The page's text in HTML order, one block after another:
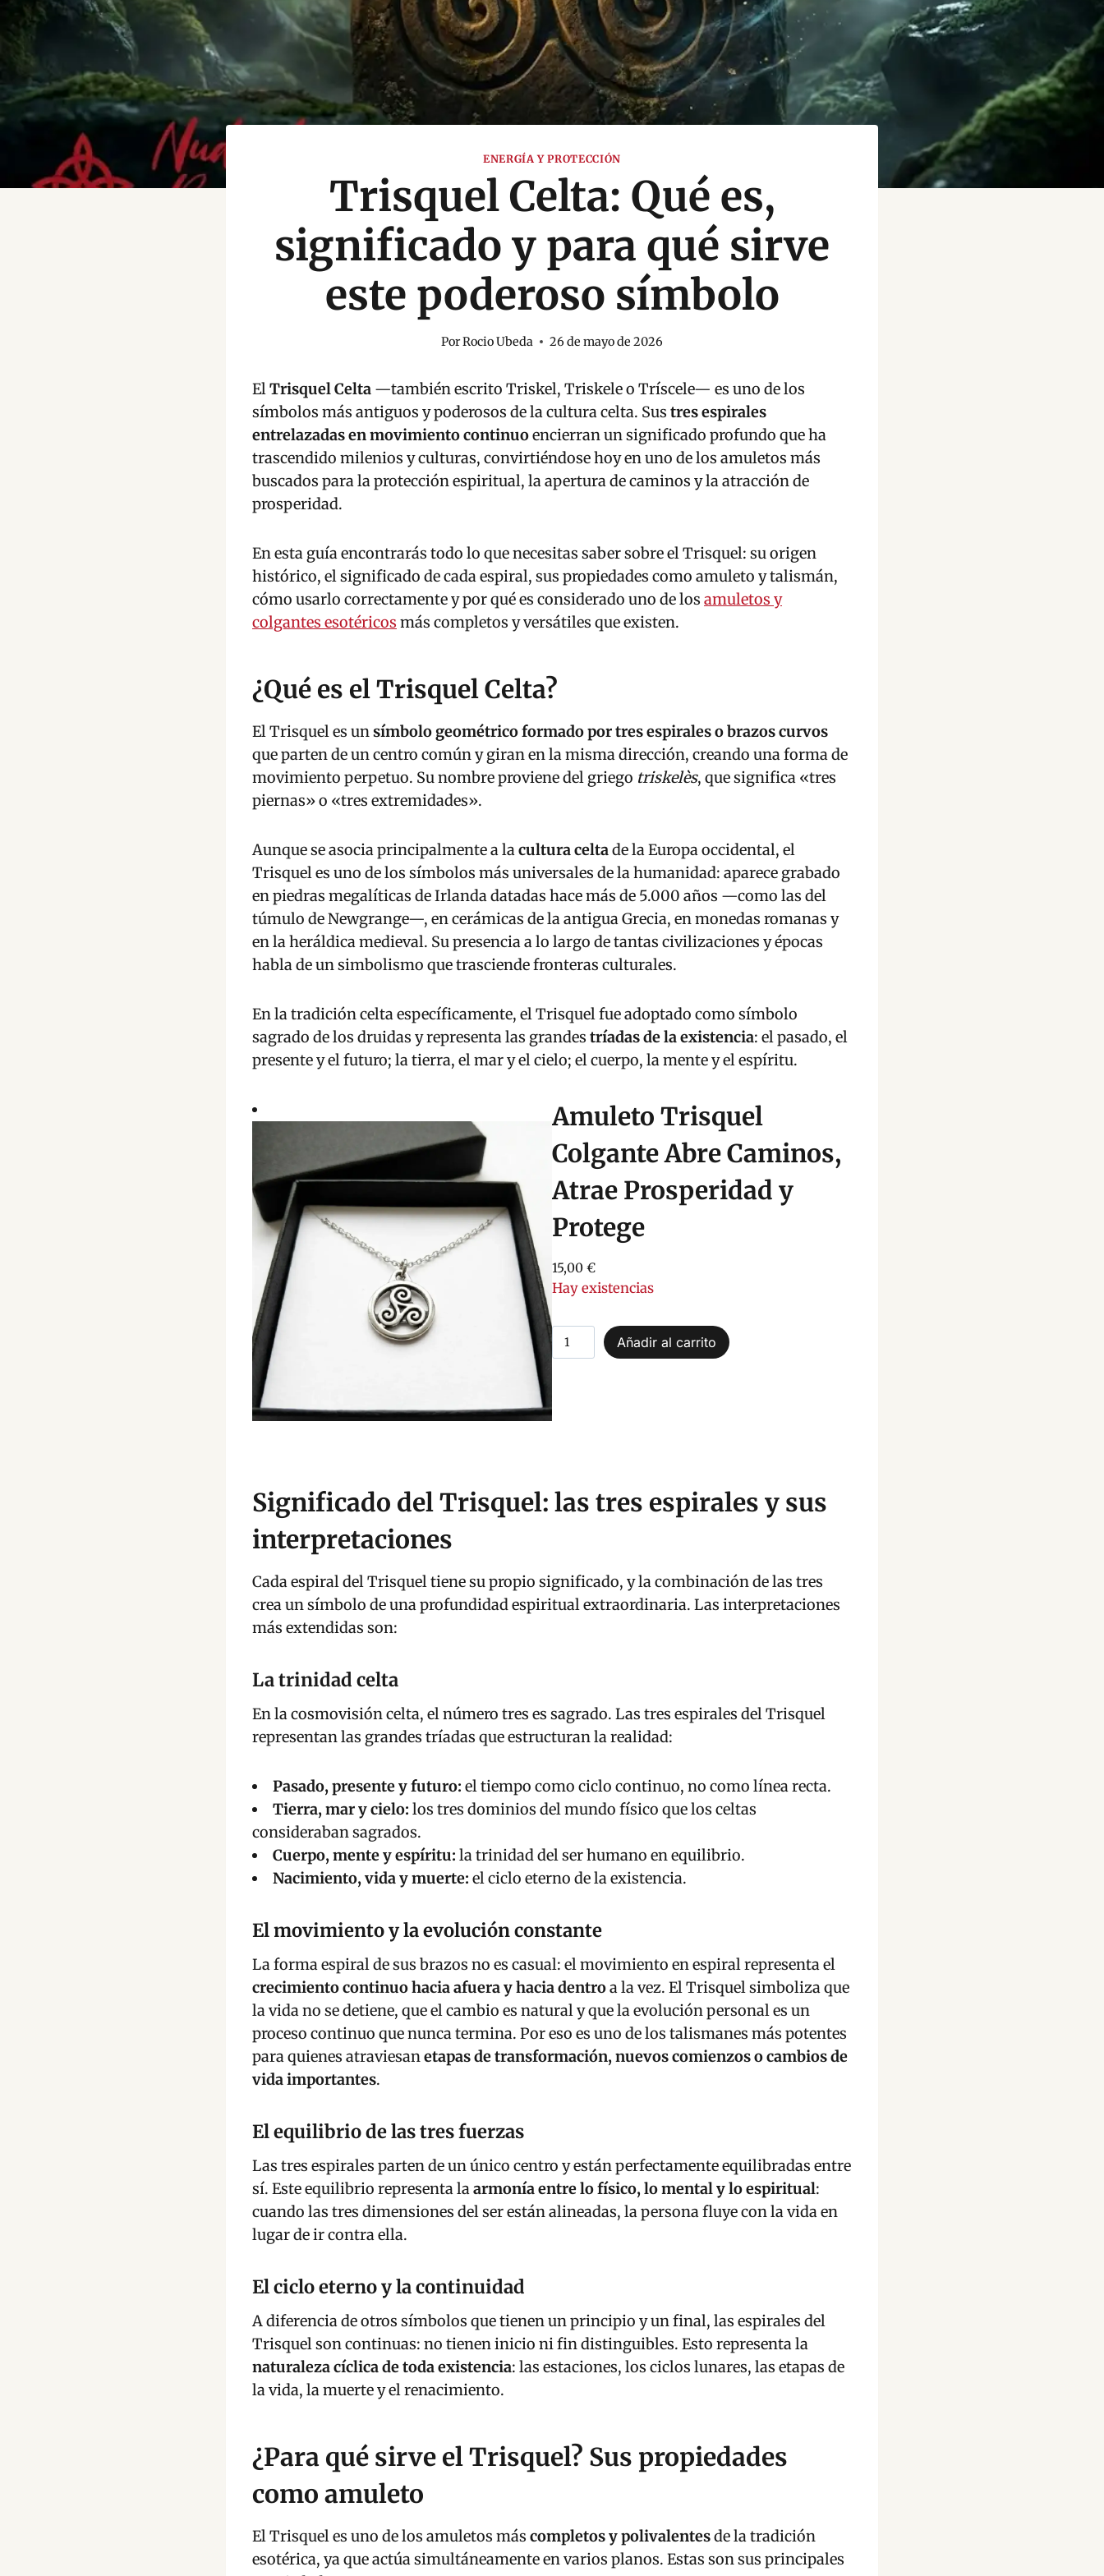
ENERGÍA Y PROTECCIÓN
Trisquel Celta: Qué es,
significado y para qué sirve
este poderoso símbolo
PorRocio Ubeda 26 de mayo de 2026
ElTrisquel Celta —también escrito Triskel, Triskele o Tríscele— es uno de los
símbolos más antiguos y poderosos de la cultura celta. Sus tres espirales
entrelazadas en movimiento continuoencierran un significado profundo que ha
trascendido milenios y culturas, convirtiéndose hoy en uno de los amuletos más
buscados para la protección espiritual, la apertura de caminos y la atracción de
prosperidad.
En esta guía encontrarás todo lo que necesitas saber sobre el Trisquel: su origen
histórico, el significado de cada espiral, sus propiedades como amuleto y talismán,
cómo usarlo correctamente y por qué es considerado uno de los amuletos y
colgantes esotéricos más completos y versátiles que existen.
¿Qué es el Trisquel Celta?
El Trisquel es unsímbolo geométrico formado por tres espirales o brazos curvos
que parten de un centro común y giran en la misma dirección, creando una forma de
movimiento perpetuo. Su nombre proviene del griego triskelès, que significa «tres
piernas» o «tres extremidades».
Aunque se asocia principalmente a lacultura celtade la Europa occidental, el
Trisquel es uno de los símbolos más universales de la humanidad: aparece grabado
en piedras megalíticas de Irlanda datadas hace más de 5.000 años —como las del
túmulo de Newgrange—, en cerámicas de la antigua Grecia, en monedas romanas y
en la heráldica medieval. Su presencia a lo largo de tantas civilizaciones y épocas
habla de un simbolismo que trasciende fronteras culturales.
En la tradición celta específicamente, el Trisquel fue adoptado como símbolo
sagrado de los druidas y representa las grandes tríadas de la existencia: el pasado, el
presente y el futuro; la tierra, el mar y el cielo; el cuerpo, la mente y el espíritu.
Amuleto Trisquel
Colgante Abre Caminos,
Atrae Prosperidad y
Protege
15,00 €
Hay existencias
A
m
l
T
q
u
l
n
t
A
b
e
C
a
m
i
n
t
r
a
s
p
e
a
P
r
Añadir al carrito
Significado del Trisquel: las tres espirales y sus
interpretaciones
Cada espiral del Trisquel tiene su propio significado, y la combinación de las tres
crea un símbolo de una profundidad espiritual extraordinaria. Las interpretaciones
más extendidas son:
La trinidad celta
En la cosmovisión celta, el número tres es sagrado. Las tres espirales del Trisquel
representan las grandes tríadas que estructuran la realidad:
Pasado, presente y futuro: el tiempo como ciclo continuo, no como línea recta.
Tierra, mar y cielo: los tres dominios del mundo físico que los celtas
consideraban sagrados.
Cuerpo, mente y espíritu: la trinidad del ser humano en equilibrio.
Nacimiento, vida y muerte: el ciclo eterno de la existencia.
El movimiento y la evolución constante
La forma espiral de sus brazos no es casual: el movimiento en espiral representa el
crecimiento continuo hacia afuera y hacia dentroa la vez. El Trisquel simboliza que
la vida no se detiene, que el cambio es natural y que la evolución personal es un
proceso continuo que nunca termina. Por eso es uno de los talismanes más potentes
para quienes atraviesanetapas de transformación, nuevos comienzos o cambios de
vida importantes.
El equilibrio de las tres fuerzas
Las tres espirales parten de un único centro y están perfectamente equilibradas entre
sí. Este equilibrio representa laarmonía entre lo físico, lo mental y lo espiritual:
cuando las tres dimensiones del ser están alineadas, la persona fluye con la vida en
lugar de ir contra ella.
El ciclo eterno y la continuidad
A diferencia de otros símbolos que tienen un principio y un final, las espirales del
Trisquel son continuas: no tienen inicio ni fin distinguibles. Esto representa la
naturaleza cíclica de toda existencia: las estaciones, los ciclos lunares, las etapas de
la vida, la muerte y el renacimiento.
¿Para qué sirve el Trisquel? Sus propiedades
como amuleto
El Trisquel es uno de los amuletos más completos y polivalentesde la tradición
esotérica, ya que actúa simultáneamente en varios planos. Estas son sus principales